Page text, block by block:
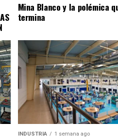
Mina Blanco y la polémica
termina
INDUSTRIA 1 semana ago